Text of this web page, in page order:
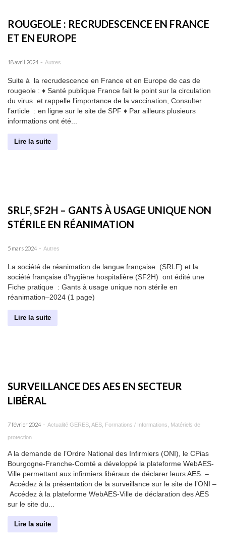
ROUGEOLE : RECRUDESCENCE EN FRANCE
ET EN EUROPE
18 avril 2024 - Autres
Suite à la recrudescence en France et en Europe de cas de
rougeole : ♦ Santé publique France fait le point sur la circulation
du virus et rappelle l’importance de la vaccination, Consulter
l’article : en ligne sur le site de SPF ♦ Par ailleurs plusieurs
informations ont été...
Lire la suite
SRLF, SF2H – GANTS À USAGE UNIQUE NON
STÉRILE EN RÉANIMATION
5 mars 2024 - Autres
La société de réanimation de langue française (SRLF) et la
société française d’hygiène hospitalière (SF2H) ont édité une
Fiche pratique : Gants à usage unique non stérile en
réanimation–2024 (1 page)
Lire la suite
SURVEILLANCE DES AES EN SECTEUR
LIBÉRAL
7 février 2024 - Actualité GERES AES Formations / Informations Matériels de
protection
A la demande de l’Ordre National des Infirmiers (ONI), le CPias
Bourgogne-Franche-Comté a développé la plateforme WebAES-
Ville permettant aux infirmiers libéraux de déclarer leurs AES. –
Accédez à la présentation de la surveillance sur le site de l’ONI –
Accédez à la plateforme WebAES-Ville de déclaration des AES
sur le site du...
Lire la suite